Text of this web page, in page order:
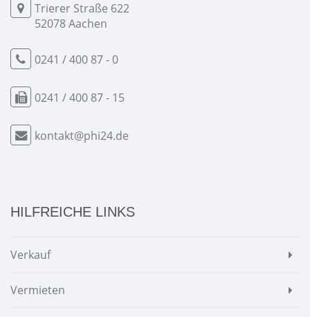
Trierer Straße 622
52078 Aachen
0241 / 400 87 - 0
0241 / 400 87 - 15
kontakt@phi24.de
HILFREICHE LINKS
Verkauf
Vermieten